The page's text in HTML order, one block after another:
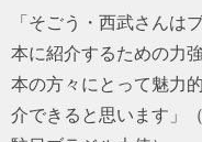
「そごう・西武さんは
本に紹介するための力
本の方々にとって魅力
介できると思います」